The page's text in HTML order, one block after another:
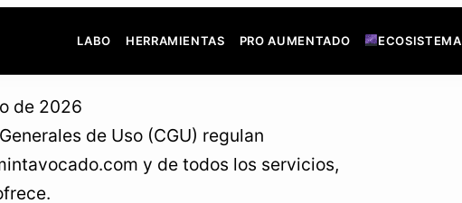
LABO HERRAMIENTAS PRO AUMENTADO ECOSISTEMA
de 2026
de Uso (CGU) regulan
y de todos los servicios,